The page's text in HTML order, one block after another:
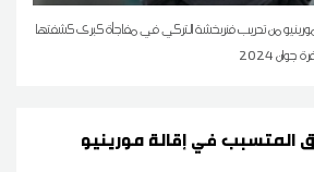
مورينيو من تدريب فنربخشة التركي في مفاجأة كبرى كشفتها
2024